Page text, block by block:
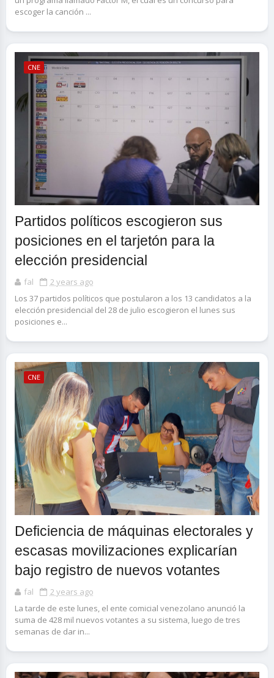
escoger la canción ...
CNE
Partidos políticos escogieron sus
posiciones en el tarjetón para la
elección presidencial
fal
2 years ago
Los 37 partidos políticos que postularon a los 13 candidatos a la
elección presidencial del 28 de julio escogieron el lunes sus
posiciones e...
CNE
Deficiencia de máquinas electorales y
escasas movilizaciones explicarían
bajo registro de nuevos votantes
fal
2 years ago
La tarde de este lunes, el ente comicial venezolano anunció la
suma de 428 mil nuevos votantes a su sistema, luego de tres
semanas de dar in...